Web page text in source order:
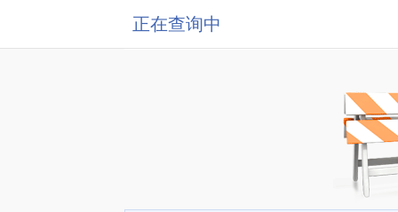
正在查询中